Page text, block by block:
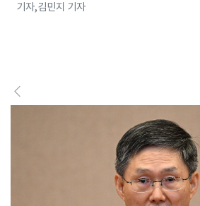
기자,김민지 기자